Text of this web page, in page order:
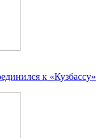
к «Кузбассу»